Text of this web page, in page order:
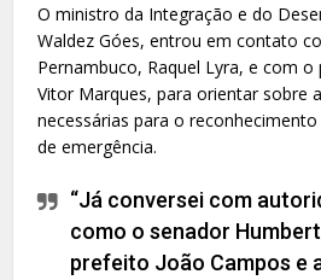
O ministro da Integração e do
Waldez Góes, entrou em contato
Pernambuco, Raquel Lyra, e com
Vitor Marques, para orientar sobre
necessárias para o
de emergência.
“Já conversei com
como o senador
prefeito João Campos e